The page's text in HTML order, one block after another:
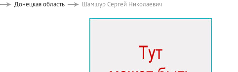
Донецкая область Шамшур Сергей Николаевич